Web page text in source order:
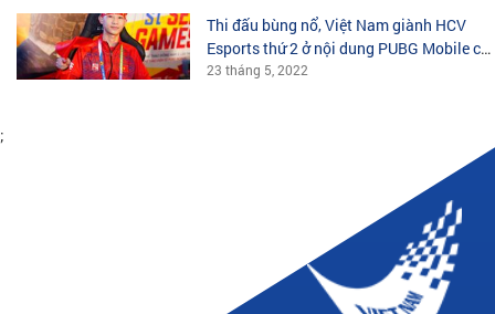
Thi đấu bùng nổ, Việt Nam giành HCV
Esports thứ 2 ở nội dung PUBG Mobile cá
nhân
23 tháng 5, 2022
;